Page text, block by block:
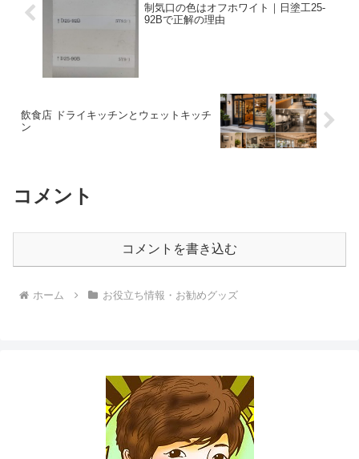
制気口の色はオフホワイト｜日塗工25-
92Bで正解の理由
飲食店 ドライキッチンとウェットキッチ
ン
コメント
コメントを書き込む
ホーム お役立ち情報・お勧めグッズ